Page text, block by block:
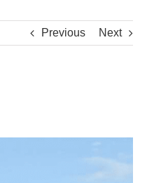
Previous Next